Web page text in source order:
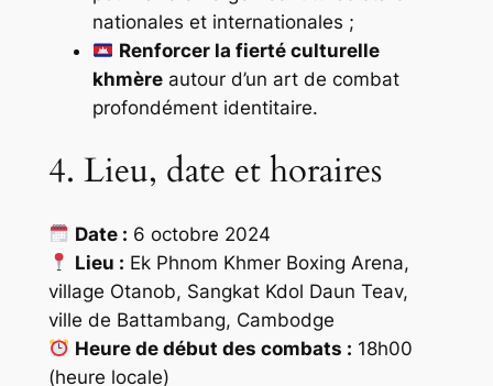
nationales et internationales ;
Renforcer la fierté culturelle
khmèreautour d’un art de combat
profondément identitaire.
4. Lieu, date et horaires
Date : 6 octobre 2024
Lieu : Ek Phnom Khmer Boxing Arena,
village Otanob, Sangkat Kdol Daun Teav,
ville de Battambang, Cambodge
Heure de début des combats : 18h00
(heure locale)